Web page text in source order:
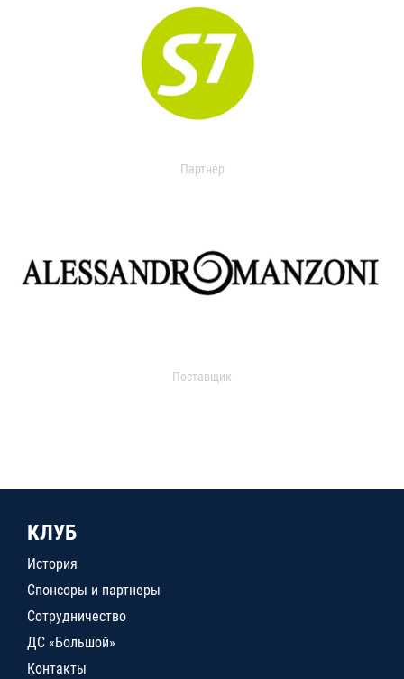
Партнер
Поставщик
КЛУБ
История
Спонсоры и партнеры
Сотрудничество
ДС «Большой»
Контакты